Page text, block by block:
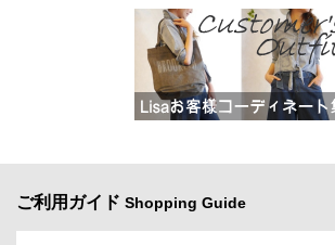
ご利用ガイド Shopping Guide